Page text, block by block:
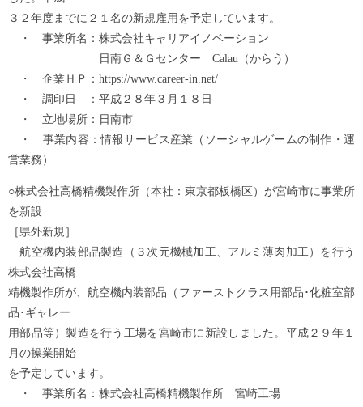
３２年度までに２１名の新規雇用を予定しています。
・ 事業所名：株式会社キャリアイノベーション
日南Ｇ＆Ｇセンター Calau（からう）
・ 企業ＨＰ：https://www.career-in.net/
・ 調印日 ：平成２８年３月１８日
・ 立地場所：日南市
・ 事業内容：情報サービス産業（ソーシャルゲームの制作・運
営業務）
○株式会社高橋精機製作所（本社：東京都板橋区）が宮崎市に事業所
を新設
［県外新規］
航空機内装部品製造（３次元機械加工、アルミ薄肉加工）を行う
株式会社高橋
精機製作所が、航空機内装部品（ファーストクラス用部品･化粧室部
品･ギャレー
用部品等）製造を行う工場を宮崎市に新設しました。平成２９年１
月の操業開始
を予定しています。
・ 事業所名：株式会社高橋精機製作所 宮崎工場